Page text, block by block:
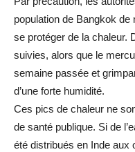
population de Bangkok
se protéger de la chaleur.
suivies, alors que le
semaine passée et
d’une forte humidité.
Ces pics de chaleur ne
de santé publique. Si de
été distribués en Inde aux